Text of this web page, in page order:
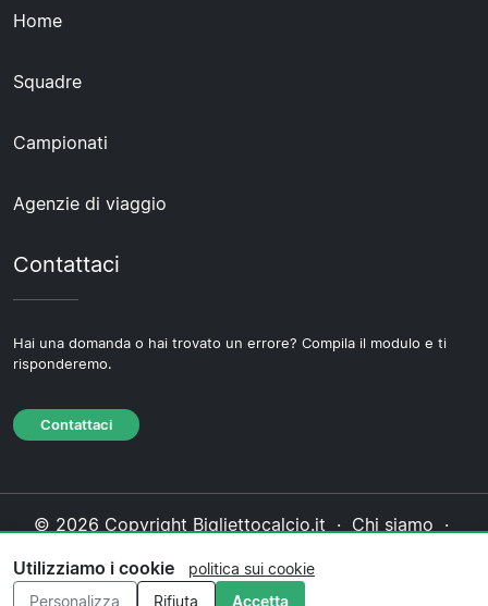
Home
Squadre
Campionati
Agenzie di viaggio
Contattaci
Hai una domanda o hai trovato un errore? Compila il modulo e ti
risponderemo.
Contattaci
© 2026 Copyright Bigliettocalcio.it · Chi siamo ·
cookie·Politica editoriale
Utilizziamo i cookie
politica sui cookie
Personalizza
Rifiuta Accetta